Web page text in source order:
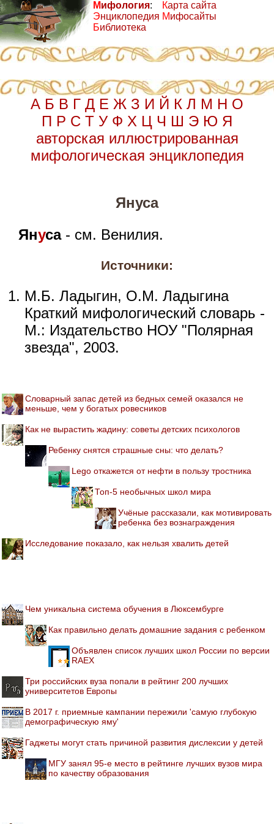
Мифология:
Энциклопедия
Библиотека
Карта сайта
Мифосайты
А Б В Г Д Е Ж З И Й К Л М Н О
П Р С Т У Ф Х Ц Ч Ш Э Ю Я
авторская иллюстрированная
мифологическая энциклопедия
Януса
Януса- см. Венилия.
Источники:
М.Б. Ладыгин, О.М. Ладыгина
Краткий мифологический словарь -
М.: Издательство НОУ "Полярная
звезда", 2003.
Словарный запас детей из бедных семей оказался не
меньше, чем у богатых ровесников
Как не вырастить жадину: советы детских психологов
Ребенку снятся страшные сны: что делать?
Lego откажется от нефти в пользу тростника
Топ-5 необычных школ мира
Учёные рассказали, как мотивировать
ребенка без вознаграждения
Исследование показало, как нельзя хвалить детей
Чем уникальна система обучения в Люксембурге
Как правильно делать домашние задания с ребенком
Объявлен список лучших школ России по версии
RAEX
Три российских вуза попали в рейтинг 200 лучших
университетов Европы
В 2017 г. приемные кампании пережили 'самую глубокую
демографическую яму'
Гаджеты могут стать причиной развития дислексии у детей
МГУ занял 95-е место в рейтинге лучших вузов мира
по качеству образования